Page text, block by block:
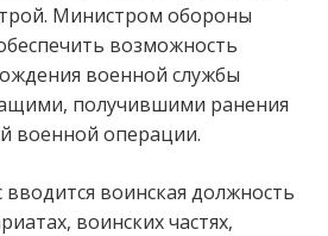
Министром обороны
возможность
военной службы
получившими ранения
военной операции.
воинская должность
воинских частях,